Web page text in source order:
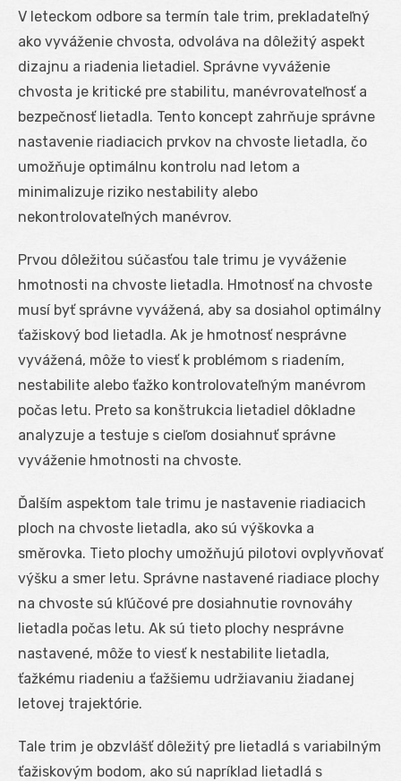
V leteckom odbore sa termín tale trim, prekladateľný
ako vyváženie chvosta, odvoláva na dôležitý aspekt
dizajnu a riadenia lietadiel. Správne vyváženie
chvosta je kritické pre stabilitu, manévrovateľnosť a
bezpečnosť lietadla. Tento koncept zahrňuje správne
nastavenie riadiacich prvkov na chvoste lietadla, čo
umožňuje optimálnu kontrolu nad letom a
minimalizuje riziko nestability alebo
nekontrolovateľných manévrov.
Prvou dôležitou súčasťou tale trimu je vyváženie
hmotnosti na chvoste lietadla. Hmotnosť na chvoste
musí byť správne vyvážená, aby sa dosiahol optimálny
ťažiskový bod lietadla. Ak je hmotnosť nesprávne
vyvážená, môže to viesť k problémom s riadením,
nestabilite alebo ťažko kontrolovateľným manévrom
počas letu. Preto sa konštrukcia lietadiel dôkladne
analyzuje a testuje s cieľom dosiahnuť správne
vyváženie hmotnosti na chvoste.
Ďalším aspektom tale trimu je nastavenie riadiacich
ploch na chvoste lietadla, ako sú výškovka a
směrovka. Tieto plochy umožňujú pilotovi ovplyvňovať
výšku a smer letu. Správne nastavené riadiace plochy
na chvoste sú kľúčové pre dosiahnutie rovnováhy
lietadla počas letu. Ak sú tieto plochy nesprávne
nastavené, môže to viesť k nestabilite lietadla,
ťažkému riadeniu a ťažšiemu udržiavaniu žiadanej
letovej trajektórie.
Tale trim je obzvlášť dôležitý pre lietadlá s variabilným
ťažiskovým bodom, ako sú napríklad lietadlá s